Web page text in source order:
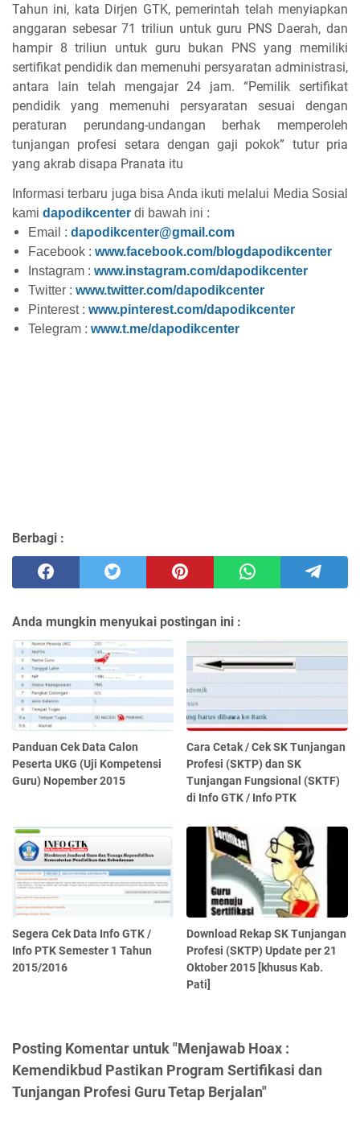
Tahun ini, kata Dirjen GTK, pemerintah telah menyiapkan
anggaran sebesar 71 triliun untuk guru PNS Daerah, dan
hampir 8 triliun untuk guru bukan PNS yang memiliki
sertifikat pendidik dan memenuhi persyaratan administrasi,
antara lain telah mengajar 24 jam. “Pemilik sertifikat
pendidik yang memenuhi persyaratan sesuai dengan
peraturan perundang-undangan berhak memperoleh
tunjangan profesi setara dengan gaji pokok” tutur pria
yang akrab disapa Pranata itu
Informasi terbaru juga bisa Anda ikuti melalui Media Sosial
kami dapodikcenter di bawah ini :
Email : dapodikcenter@gmail.com
Facebook : www.facebook.com/blogdapodikcenter
Instagram : www.instagram.com/dapodikcenter
Twitter : www.twitter.com/dapodikcenter
Pinterest : www.pinterest.com/dapodikcenter
Telegram : www.t.me/dapodikcenter
Berbagi :
Anda mungkin menyukai postingan ini :
Panduan Cek Data Calon
Peserta UKG (Uji Kompetensi
Guru) Nopember 2015
Cara Cetak / Cek SK Tunjangan
Profesi (SKTP) dan SK
Tunjangan Fungsional (SKTF)
di Info GTK / Info PTK
Segera Cek Data Info GTK /
Info PTK Semester 1 Tahun
2015/2016
Download Rekap SK Tunjangan
Profesi (SKTP) Update per 21
Oktober 2015 [khusus Kab.
Pati]
Posting Komentar untuk "Menjawab Hoax :
Kemendikbud Pastikan Program Sertifikasi dan
Tunjangan Profesi Guru Tetap Berjalan"